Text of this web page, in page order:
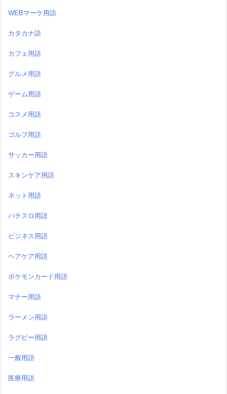
WEBマーケ用語
カタカナ語
カフェ用語
グルメ用語
ゲーム用語
コスメ用語
ゴルフ用語
サッカー用語
スキンケア用語
ネット用語
パチスロ用語
ビジネス用語
ヘアケア用語
ポケモンカード用語
マナー用語
ラーメン用語
ラグビー用語
一般用語
医療用語